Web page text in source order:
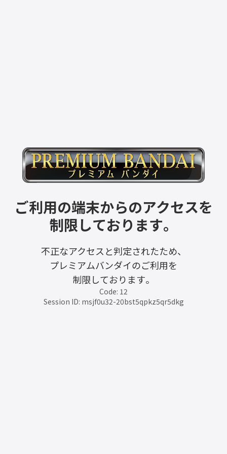
ご利用の端末からのアクセスを
制限しております。
不正なアクセスと判定されたため、
プレミアムバンダイのご利用を
制限しております。
Code: 12
Session ID: msjf0u32-20bst5qpkz5qr5dkg